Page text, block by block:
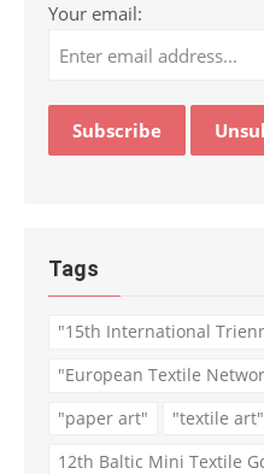
Your email:
Tags
"15th International
"European Textile
"paper art"
"textile art"
12th Baltic Mini Textile